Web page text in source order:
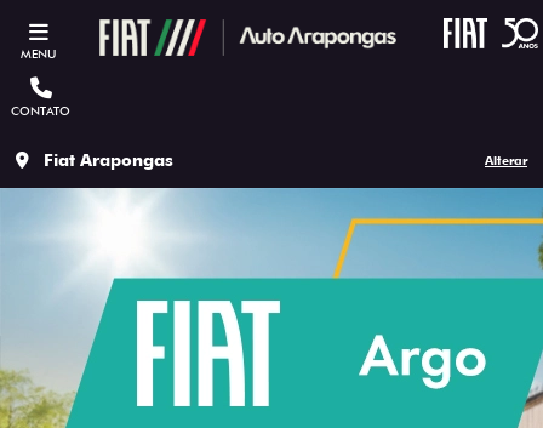
MENU
CONTATO
Fiat Arapongas Alterar